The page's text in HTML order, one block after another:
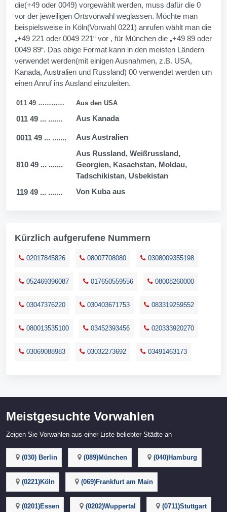
die(+49 oder 0049) vorgewählt werden, muss dafür die 0
vor der jeweiligen Ortsvorwahl weglassen. Möchte man
beispielsweise in Köln(Vorwahl 0221) anrufen wählt man die
„+49 221 oder 0049 221“ vor , für München die „+49 89 oder
0049 89“. Das obige Format kann in den meisten Ländern
verwendet werden(mit einigen Ausnahmen, z.B. USA,
Kanada, Australien und Russland) 00 verwendet werden um
einen Anruf ins Ausland einzuleiten.
011 49 ………… Aus den USA
011 49 ... ....... Aus Kanada
0011 49 ... ....... Aus Australien
810 49 ... .......
Aus Russland, Weißrussland,
Georgien, Kasachstan, Moldau,
Tadschikistan, Usbekistan
119 49 ... .......
Von Kuba aus
Kürzlich aufgerufene Nummern
02017845826 08007708080 0308009355198
052469396087 017650559556 08008260000
03047376220 030403671753 083319259552
080013535100 03452393456 020333920270
03069088983 03032273692 03491463173
Meistgesuchte Vorwahlen
Zeigen Sie Vorwahlen aus einer Liste beliebter Städte an
(030) Berlin (089)München (040)Hamburg
(0221)Köln (069)Frankfurt am Main
(0201)Essen (0202)Wuppertal (0711)Stuttgart